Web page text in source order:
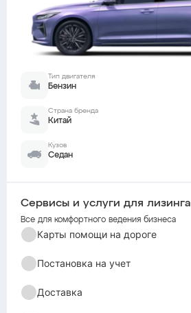
Тип двигателя
Бензин
Страна бренда
Китай
Кузов
Седан
Сервисы и услуги для лизинга
Все для комфортного ведения бизнеса
Карты помощи на дороге
Постановка на учет
Доставка